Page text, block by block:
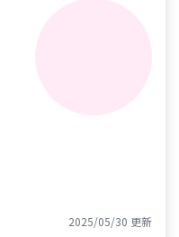
2025/05/30 更新